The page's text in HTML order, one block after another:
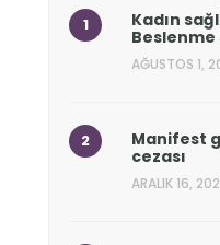
Kadın
AĞUSTOS 1,
Manifest
cezası
ARALIK 16,